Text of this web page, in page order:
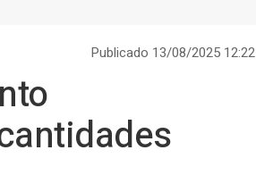
Publicado 13/08/2025 12:22